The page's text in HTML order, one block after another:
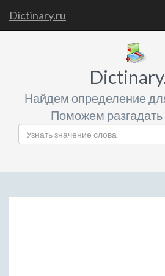
Dictinary.ru
Найдем определение
Поможем разгадать